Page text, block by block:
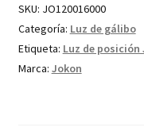
SKU: JO120016000
Categoría: Luz de gálibo
Etiqueta: Luz de posición
Marca: Jokon